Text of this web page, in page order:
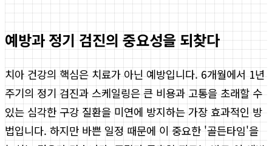
예방과 정기 검진의 중요성을 되찾다
치아 건강의 핵심은 치료가 아닌 예방입니다. 6개월에서 1년
주기의 정기 검진과 스케일링은 큰 비용과 고통을 초래할 수
있는 심각한 구강 질환을 미연에 방지하는 가장 효과적인 방
법입니다. 하지만 바쁜 일정 때문에 이 중요한 '골든타임'을